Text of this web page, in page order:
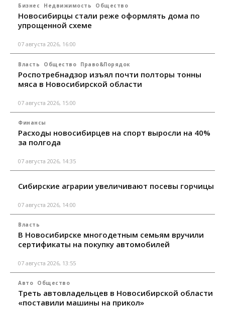
Бизнес Недвижимость Общество
Новосибирцы стали реже оформлять дома по
упрощенной схеме
07 августа 2026, 16:00
Власть Общество Право&Порядок
Роспотребнадзор изъял почти полторы тонны
мяса в Новосибирской области
07 августа 2026, 15:00
Финансы
Расходы новосибирцев на спорт выросли на 40%
за полгода
07 августа 2026, 14:35
Сибирские аграрии увеличивают посевы горчицы
07 августа 2026, 14:00
Власть
В Новосибирске многодетным семьям вручили
сертификаты на покупку автомобилей
07 августа 2026, 13:55
Авто Общество
Треть автовладельцев в Новосибирской области
«поставили машины на прикол»